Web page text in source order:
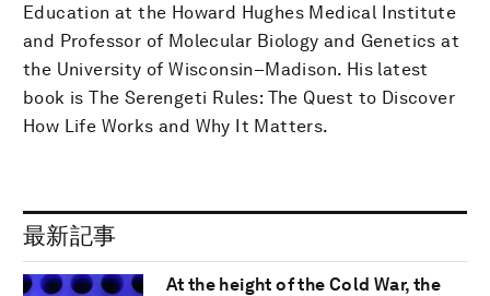
Education at the Howard Hughes Medical Institute
and Professor of Molecular Biology and Genetics at
the University of Wisconsin–Madison. His latest
book is The Serengeti Rules: The Quest to Discover
How Life Works and Why It Matters.
最新記事
At the height of the Cold War, the